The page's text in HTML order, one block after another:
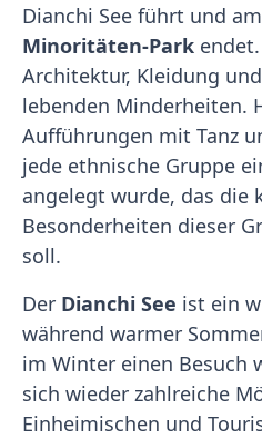
Dianchi See führt und
Minoritäten-Park
Architektur, Kleidung
lebenden Minderheiten.
Aufführungen mit Tanz
jede ethnische Gruppe
angelegt wurde, das die
Besonderheiten dieser
soll.
Der Dianchi See ist ein
während warmer
im Winter einen Besuch
sich wieder zahlreiche
Einheimischen und